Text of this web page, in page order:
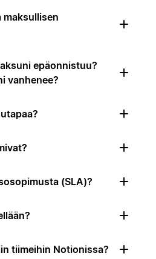
epäonnistuu?
vanhenee?
(SLA)?
tiimeihin Notionissa?